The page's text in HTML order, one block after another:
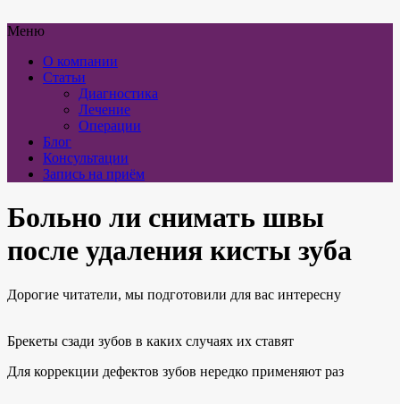
Меню
О компании
Статьи
Диагностика
Лечение
Операции
Блог
Консультации
Запись на приём
Больно ли снимать швы
после удаления кисты зуба
Дорогие читатели, мы подготовили для вас интересну
Брекеты сзади зубов в каких случаях их ставят
Для коррекции дефектов зубов нередко применяют раз